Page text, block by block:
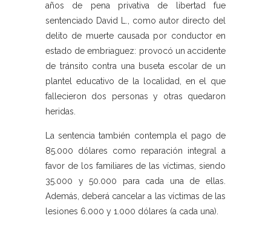
años de pena privativa de libertad fue
sentenciado David L., como autor directo del
delito de muerte causada por conductor en
estado de embriaguez: provocó un accidente
de tránsito contra una buseta escolar de un
plantel educativo de la localidad, en el que
fallecieron dos personas y otras quedaron
heridas.
La sentencia también contempla el pago de
85.000 dólares como reparación integral a
favor de los familiares de las víctimas, siendo
35.000 y 50.000 para cada una de ellas.
Además, deberá cancelar a las víctimas de las
lesiones 6.000 y 1.000 dólares (a cada una).